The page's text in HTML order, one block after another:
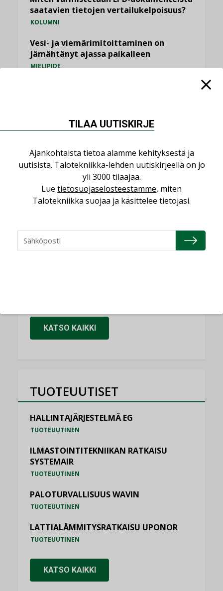
saatavien tietojen vertailukelpoisuus?
KOLUMNI
Vesi- ja viemärimitoittaminen on
jämähtänyt ajassa paikalleen
MIELIPIDE
NIMITYKSET
Consti
NIMITYKSET
NIMITYKSET
Granlund Oy
KATSO KAIKKI
TUOTEUUTISET
HALLINTAJÄRJESTELMÄ EG
TUOTEUUTINEN
ILMASTOINTITEKNIIKAN RATKAISU
SYSTEMAIR
TUOTEUUTINEN
PALOTURVALLISUUS WAVIN
TUOTEUUTINEN
LATTIALÄMMITYSRATKAISU UPONOR
TUOTEUUTINEN
KATSO KAIKKI
TILAA UUTISKIRJE
Ajankohtaista tietoa alamme kehityksestä ja
uutisista. Talotekniikka-lehden uutiskirjeellä on jo
yli 3000 tilaajaa.
Lue tietosuojaselosteestamme, miten
Talotekniikka suojaa ja käsittelee tietojasi.